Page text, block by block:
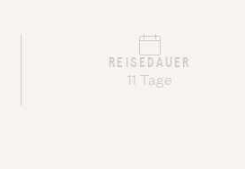
REISEDAUER
11 Tage